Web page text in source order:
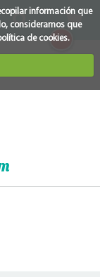
información que
consideramos que
de cookies.
0